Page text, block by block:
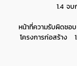
1.4 จ
หน้าที่ความรับผิดชอ
โครงการก่อสร้าง